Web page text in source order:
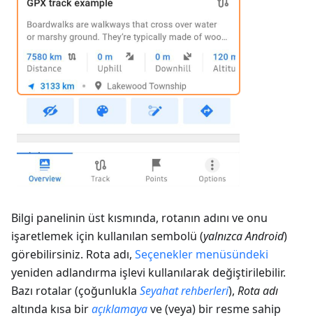
Bilgi panelinin üst kısmında, rotanın adını ve onu
işaretlemek için kullanılan sembolü (yalnızca Android)
görebilirsiniz. Rota adı, Seçenekler menüsündeki
yeniden adlandırma işlevi kullanılarak değiştirilebilir.
Bazı rotalar (çoğunlukla Seyahat rehberleri), Rota adı
altında kısa biraçıklamayave (veya) bir resme sahip